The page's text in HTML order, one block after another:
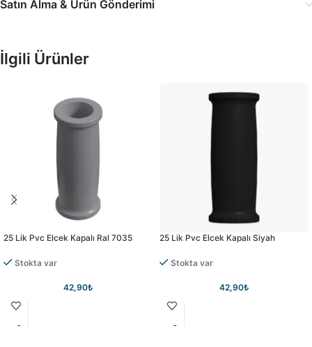
Satın Alma & Ürün Gönderimi
İlgili Ürünler
25 Lik Pvc Elcek Kapalı Ral 7035
Stokta var
42,90₺
25 Lik Pvc Elcek Kapalı Siyah
Stokta var
42,90₺